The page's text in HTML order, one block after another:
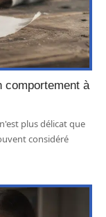
comportement à
plus délicat que
considéré